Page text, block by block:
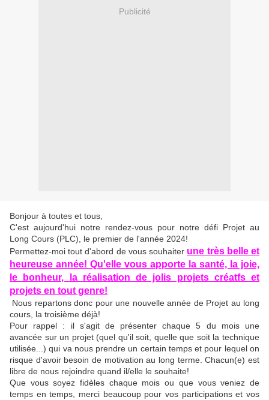
Publicité
Bonjour à toutes et tous,
C'est aujourd'hui notre rendez-vous pour notre défi Projet au
Long Cours (PLC), le premier de l'année 2024!
Permettez-moi tout d'abord de vous souhaiter une très belle et
heureuse année! Qu'elle vous apporte la santé, la joie,
le bonheur, la réalisation de jolis projets créatfs et
projets en tout genre!
Nous repartons donc pour une nouvelle année de Projet au long
cours, la troisième déjà!
Pour rappel : il s'agit de présenter chaque 5 du mois une
avancée sur un projet (quel qu'il soit, quelle que soit la technique
utilisée...) qui va nous prendre un certain temps et pour lequel on
risque d'avoir besoin de motivation au long terme. Chacun(e) est
libre de nous rejoindre quand il/elle le souhaite!
Que vous soyez fidèles chaque mois ou que vous veniez de
temps en temps, merci beaucoup pour vos participations et vos